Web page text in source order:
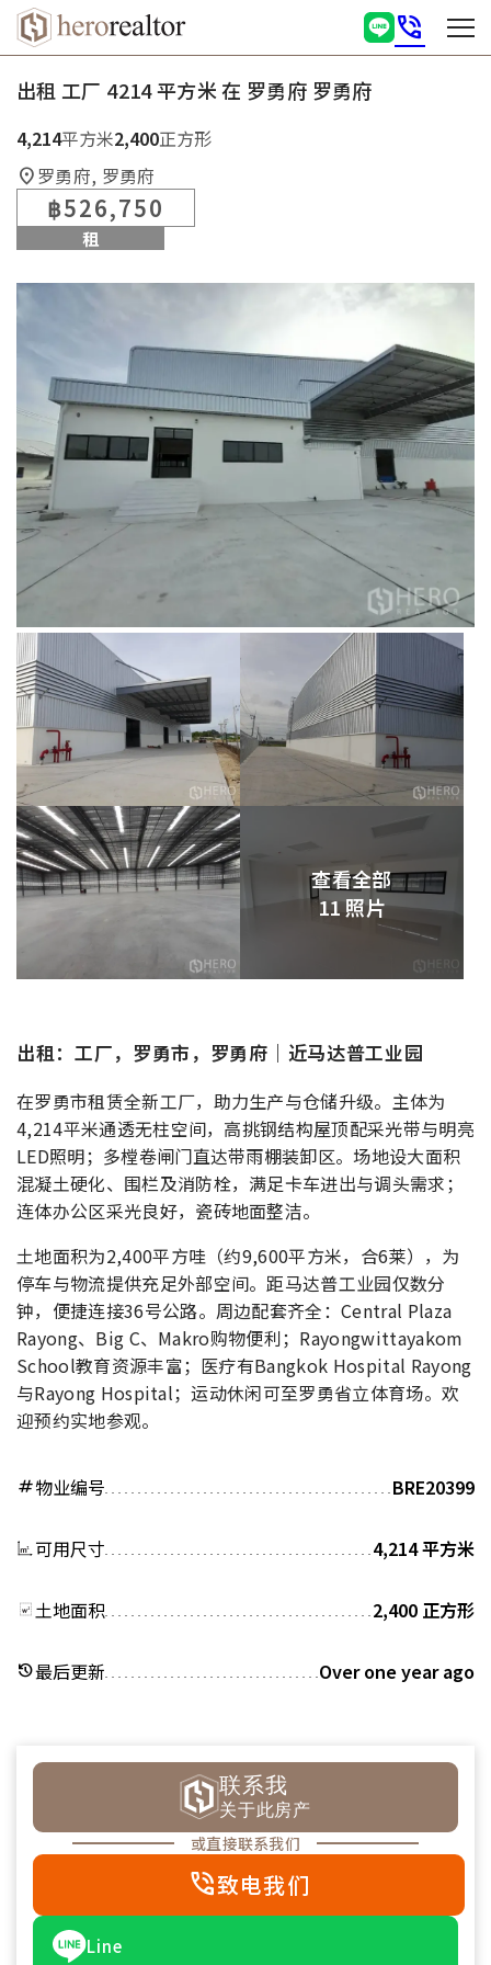
phone_in_talk
出租 工厂 4214 平方米 在 罗勇府 罗勇府
4,214平方米2,400正方形
location_on罗勇府, 罗勇府
฿526,750
租
查看全部
11 照片
出租：工厂，罗勇市，罗勇府｜近马达普工业园
在罗勇市租赁全新工厂，助力生产与仓储升级。主体为
4,214平米通透无柱空间，高挑钢结构屋顶配采光带与明亮
LED照明；多樘卷闸门直达带雨棚装卸区。场地设大面积
混凝土硬化、围栏及消防栓，满足卡车进出与调头需求；
连体办公区采光良好，瓷砖地面整洁。
土地面积为2,400平方哇（约9,600平方米，合6莱），为
停车与物流提供充足外部空间。距马达普工业园仅数分
钟，便捷连接36号公路。周边配套齐全：Central Plaza
Rayong、Big C、Makro购物便利；Rayongwittayakom
School教育资源丰富；医疗有Bangkok Hospital Rayong
与Rayong Hospital；运动休闲可至罗勇省立体育场。欢
迎预约实地参观。
tag物业编号 BRE20399
可用尺寸 4,214 平方米
土地面积 2,400 正方形
history最后更新 Over one year ago
联系我
关于此房产
或直接联系我们
phone_in_talk致电我们
Line